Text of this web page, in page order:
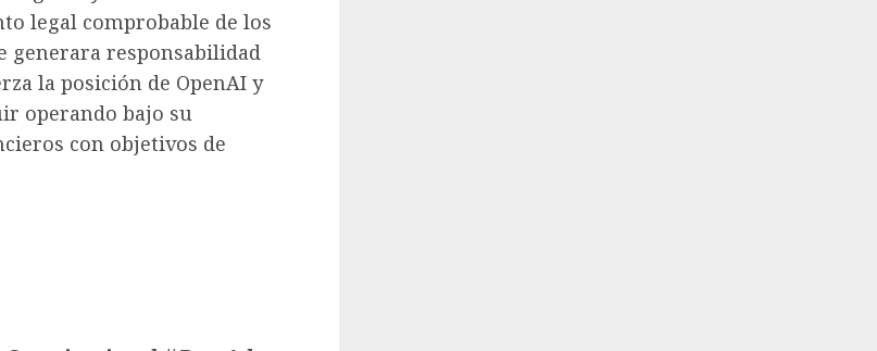
legal comprobable de los
generara responsabilidad
la posición de OpenAI y
operando bajo su
con objetivos de